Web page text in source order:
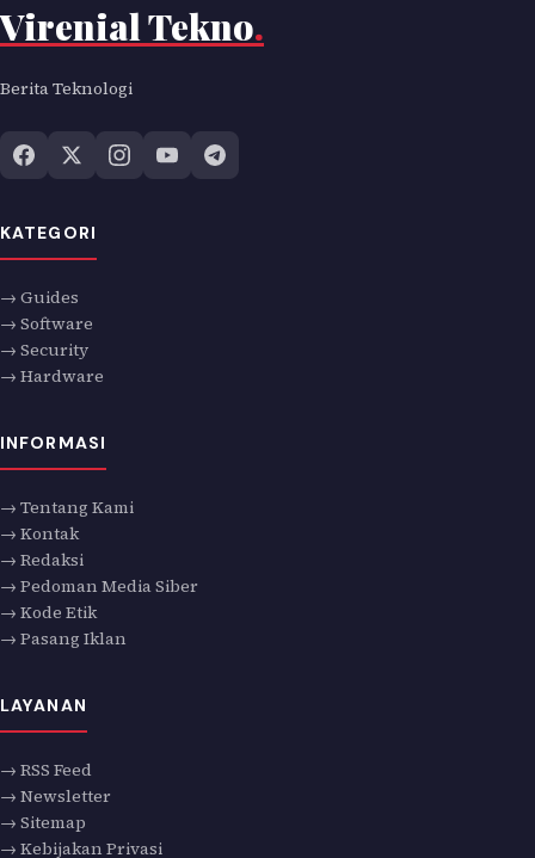
Virenial Tekno.
Berita Teknologi
KATEGORI
→ Guides
→ Software
→ Security
→ Hardware
INFORMASI
→ Tentang Kami
→ Kontak
→ Redaksi
→ Pedoman Media Siber
→ Kode Etik
→ Pasang Iklan
LAYANAN
→ RSS Feed
→ Newsletter
→ Sitemap
→ Kebijakan Privasi